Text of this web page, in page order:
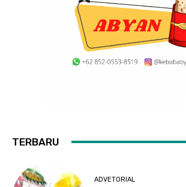
TERBARU
ADVETORIAL